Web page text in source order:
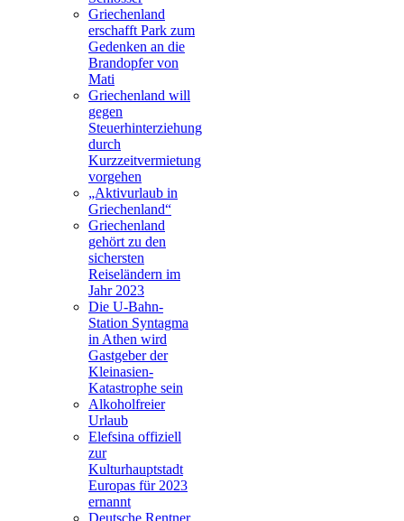
Griechenland
erschafft Park zum
Gedenken an die
Brandopfer von
Mati
Griechenland will
gegen
Steuerhinterziehung
durch
Kurzzeitvermietung
vorgehen
„Aktivurlaub in
Griechenland“
Griechenland
gehört zu den
sichersten
Reiseländern im
Jahr 2023
Die U-Bahn-
Station Syntagma
in Athen wird
Gastgeber der
Kleinasien-
Katastrophe sein
Alkoholfreier
Urlaub
Elefsina offiziell
zur
Kulturhauptstadt
Europas für 2023
ernannt
Deutsche Rentner